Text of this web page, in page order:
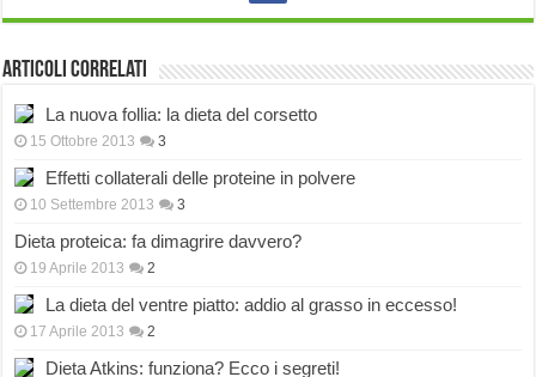
Articoli correlati
La nuova follia: la dieta del corsetto
15 Ottobre 2013 3
Effetti collaterali delle proteine in polvere
10 Settembre 2013 3
Dieta proteica: fa dimagrire davvero?
19 Aprile 2013 2
La dieta del ventre piatto: addio al grasso in eccesso!
17 Aprile 2013 2
Dieta Atkins: funziona? Ecco i segreti!